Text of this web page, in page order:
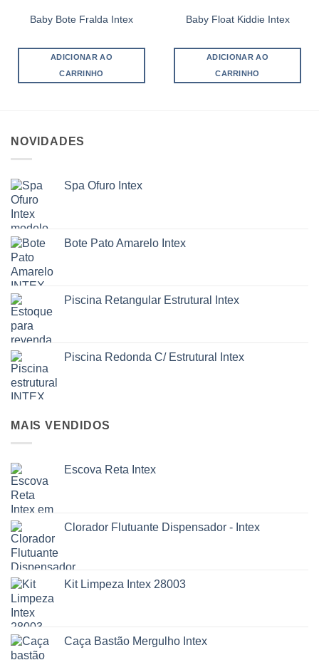
Baby Bote Fralda Intex
ADICIONAR AO
CARRINHO
Baby Float Kiddie Intex
ADICIONAR AO
CARRINHO
NOVIDADES
Spa Ofuro Intex
Bote Pato Amarelo Intex
Piscina Retangular Estrutural Intex
Piscina Redonda C/ Estrutural Intex
MAIS VENDIDOS
Escova Reta Intex
Clorador Flutuante Dispensador - Intex
Kit Limpeza Intex 28003
Caça Bastão Mergulho Intex